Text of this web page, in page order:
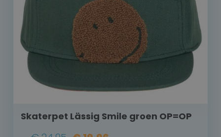
Skaterpet Lässig Smile groen OP=OP